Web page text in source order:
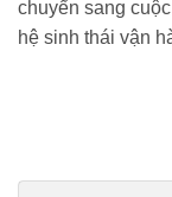
chuyển sang
hệ sinh thái vận